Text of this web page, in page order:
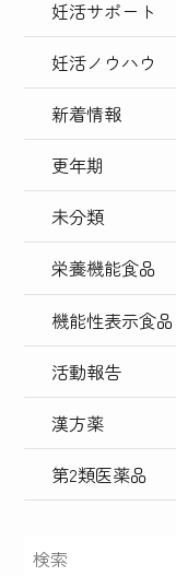
妊活サポート
妊活ノウハウ
新着情報
更年期
未分類
栄養機能食品
機能性表示食品
活動報告
漢方薬
第2類医薬品